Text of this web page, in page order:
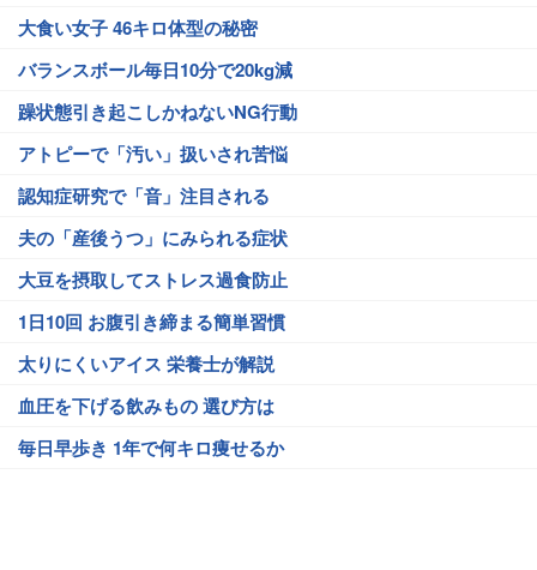
大食い女子 46キロ体型の秘密
バランスボール毎日10分で20kg減
躁状態引き起こしかねないNG行動
アトピーで「汚い」扱いされ苦悩
認知症研究で「音」注目される
夫の「産後うつ」にみられる症状
大豆を摂取してストレス過食防止
1日10回 お腹引き締まる簡単習慣
太りにくいアイス 栄養士が解説
血圧を下げる飲みもの 選び方は
毎日早歩き 1年で何キロ痩せるか